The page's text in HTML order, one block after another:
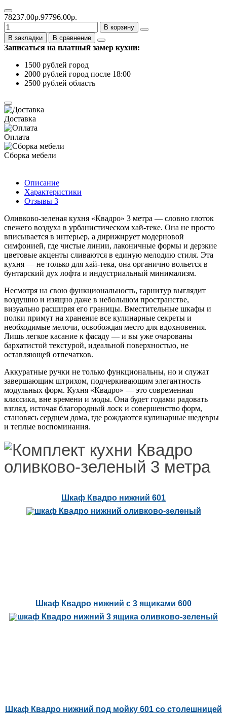
78237.00р.97796.00р.
В корзину
В закладки
В сравнение
Записаться на платный замер кухни:
1500 рублей город
2000 рублей город после 18:00
2500 рублей область
Доставка
Оплата
Сборка мебели
Описание
Характеристики
Отзывы 3
Оливково-зеленая кухня «Квадро» 3 метра — словно глоток
свежего воздуха в урбанистическом хай-теке. Она не просто
вписывается в интерьер, а дирижирует модерновой
симфонией, где чистые линии, лаконичные формы и дерзкие
цветовые акценты сливаются в единую мелодию стиля. Эта
кухня — не только для хай-тека, она органично вольется в
бунтарский дух лофта и индустриальный минимализм.
Несмотря на свою функциональность, гарнитур выглядит
воздушно и изящно даже в небольшом пространстве,
визуально расширяя его границы. Вместительные шкафы и
полки примут на хранение все кулинарные секреты и
необходимые мелочи, освобождая место для вдохновения.
Лишь легкое касание к фасаду — и вы уже очарованы
бархатистой текстурой, идеальной поверхностью, не
оставляющей отпечатков.
Аккуратные ручки не только функциональны, но и служат
завершающим штрихом, подчеркивающим элегантность
модульных форм. Кухня «Квадро» — это современная
классика, вне времени и моды. Она будет годами радовать
взгляд, источая благородный лоск и совершенство форм,
становясь сердцем дома, где рождаются кулинарные шедевры
и теплые воспоминания.
Шкаф Квадро нижний 601
Шкаф Квадро нижний с 3 ящиками 600
Шкаф Квадро нижний под мойку 601 со столешницей